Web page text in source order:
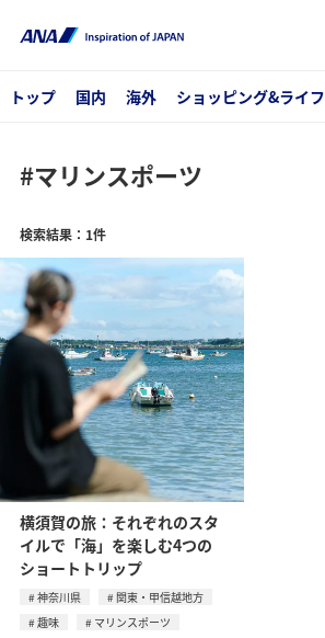
トップ 国内 海外 ショッピング&ライフ
#マリンスポーツ
検索結果：1件
横須賀の旅：それぞれのスタ
イルで「海」を楽しむ4つの
ショートトリップ
神奈川県
関東・甲信越地方
趣味
マリンスポーツ